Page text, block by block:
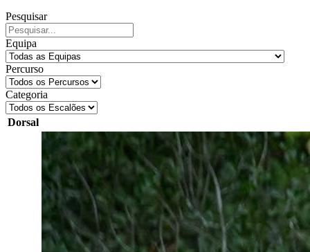
Pesquisar
Equipa
Percurso
Categoria
Dorsal